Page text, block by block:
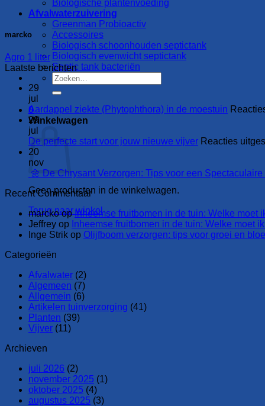
Biologische plantenvoeding
Afvalwaterzuivering
Greenman Probioactiv
Accessoires
Biologisch schoonhouden septictank
Biologisch evenwicht septictank
Septic tank bacteriën
Zoeken
naar:
0
Winkelwagen
Geen producten in de winkelwagen.
Terug naar winkel
marcko
Agro 1 liter
Laatste berichten
29
jul
Aardappel ziekte (Phytophthora) in de moestuin
29
jul
De perfecte start voor jouw nieuwe vijver Reacties
20
nov
🌼 De Chrysant Verzorgen: Tips voor een
Recent Commentaar
marckoopInheemse fruitbomen in de tuin: Welke moet
Jeffrey op Inheemse fruitbomen in de tuin: Welke moet
Inge Strik op Olijfboom verzorgen: tips voor groei en
Categorieën
Afvalwater (2)
Algemeen (7)
Allgemein (6)
Artikelen tuinverzorging (41)
Planten (39)
Vijver (11)
Archieven
juli 2026 (2)
november 2025 (1)
oktober 2025 (4)
augustus 2025 (3)